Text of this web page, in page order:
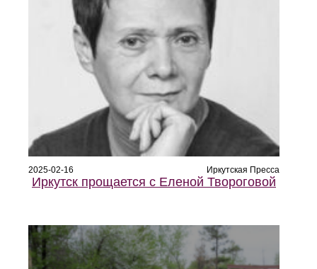
2025-02-16 Иркутская Пресса
Иркутск прощается с Еленой Твороговой